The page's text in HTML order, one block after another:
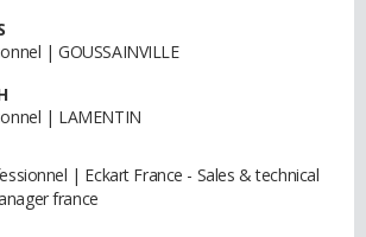
| GOUSSAINVILLE
| LAMENTIN
| Eckart France - Sales & technical
france